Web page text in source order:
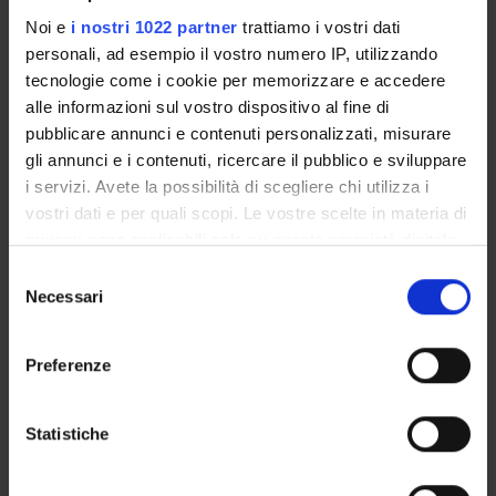
Noi e i nostri 1022 partner trattiamo i vostri dati
personali, ad esempio il vostro numero IP, utilizzando
tecnologie come i cookie per memorizzare e accedere
alle informazioni sul vostro dispositivo al fine di
pubblicare annunci e contenuti personalizzati, misurare
gli annunci e i contenuti, ricercare il pubblico e sviluppare
i servizi. Avete la possibilità di scegliere chi utilizza i
vostri dati e per quali scopi. Le vostre scelte in materia di
modificare o revocare il proprio consenso in qualsiasi
momento dalla Dichiarazione sui cookie o facendo clic
raccogliere informazioni sulla tua posizione
geografica, con un'approssimazione di qualche
delNecessari
Preferenze
Statistiche
Stefano Neri
Associate Professor
RESEARCH AREAS INVOLVED IN THE PROJECT
Letterature iberiche e ispano-americane
Romance
Romanic languages: Spanish
Spanish Critical Theory & Poetics